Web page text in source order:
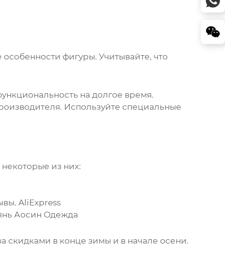
фигуры. Учитывайте, что
на долгое время.
Используйте специальные
некоторые из них:
AliExpress
Аосин Одежда
скидками в конце зимы и в начале осени.